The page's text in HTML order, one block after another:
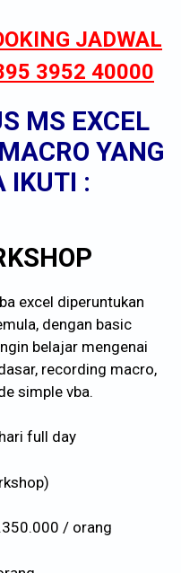
JADWAL
3952 40000
MS EXCEL
YANG
IKUTI :
excel diperuntukan
dengan basic
belajar mengenai
recording macro,
simple vba.
full day
/ orang